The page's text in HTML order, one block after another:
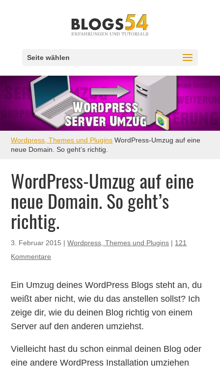
Seite wählen
Wordpress, Themes und Plugins WordPress-Umzug auf eine
neue Domain. So geht’s richtig.
WordPress-Umzug auf eine
neue Domain. So geht’s
richtig.
3. Februar 2015 |Wordpress, Themes und Plugins | 121
Kommentare
Ein Umzug deines WordPress Blogs steht an, du
weißt aber nicht, wie du das anstellen sollst? Ich
zeige dir, wie du deinen Blog richtig von einem
Server auf den anderen umziehst.
Vielleicht hast du schon einmal deinen Blog oder
eine andere WordPress Installation umziehen